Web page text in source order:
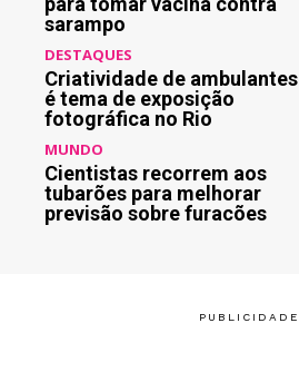
sarampo
DESTAQUES
Criatividade de ambulantes
é tema de exposição
fotográfica no Rio
MUNDO
Cientistas recorrem aos
tubarões para melhorar
previsão sobre furacões